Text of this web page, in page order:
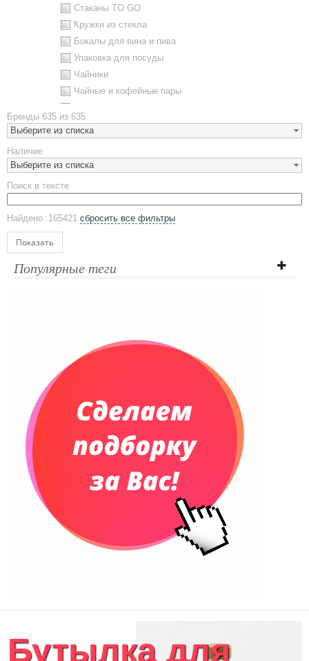
Стаканы TO GO
Кружки из стекла
Бокалы для вина и пива
Упаковка для посуды
Чайники
Чайные и кофейные пары
Наборы посуды
Предметы сервировки
Стаканы
Эко кружки
ЕВРОПОСУДА
Аксессуары
Ежедневники и блокноты
Датированные ежедневники
Планинги недатированные
Телефонные книжки
Сумки и Рюкзаки
Сумки для планшетов и ноутбуков
Рюкзаки
Конференц-сумки
Сумки для покупок промо
Несессеры и косметички
Сумки дорожные
Текстиль для ванной комнаты
Бренды 635 из 635
Выберите из списка
Наличие
Выберите из списка
Поиск в тексте
Найдено :165421 сбросить все фильтры
Показать
Популярные теги
Бутылка для